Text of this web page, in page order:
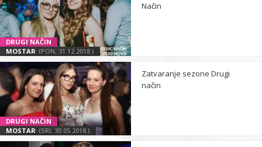
DRUGI NAČIN
MOSTAR (PON, 31.12.2018.)
Način
DRUGI NAČIN
MOSTAR (SRI, 30.05.2018.)
Zatvaranje sezone Drugi
način